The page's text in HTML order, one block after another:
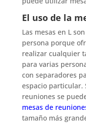
El uso de la
Las mesas en L
persona porque
realizar cualquier
para varias
con separadores
espacio particular.
reuniones se
mesas de
tamaño más